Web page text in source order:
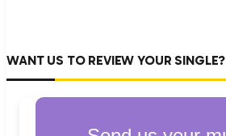
WANT US TO REVIEW YOUR SINGLE?